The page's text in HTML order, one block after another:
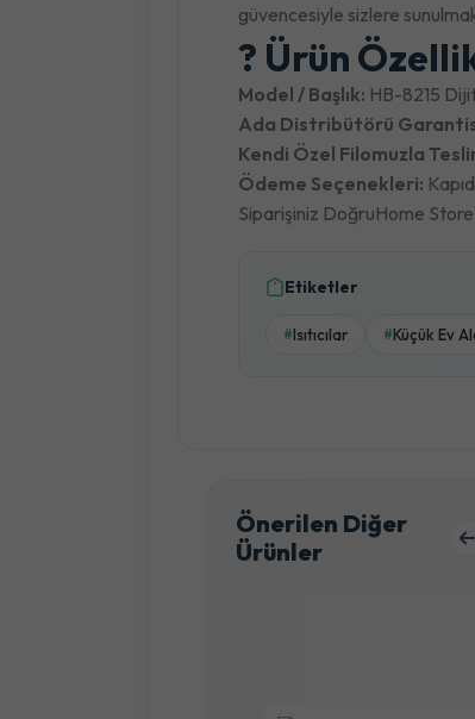
güvencesiyle sizlere
? Ürün
Model / Başlık: HB-8215
Ada Distribütörü
Kendi Özel Filomuzla
Ödeme Seçenekleri:
Siparişiniz DoğruHome
Etiketler
#Isıtıcılar #Küçük Ev
Önerilen Diğer
Ürünler